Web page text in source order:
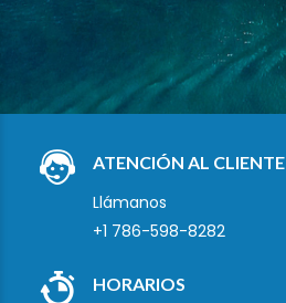
ATENCIÓN AL CLIENTE
Llámanos
+1 786-598-8282
HORARIOS